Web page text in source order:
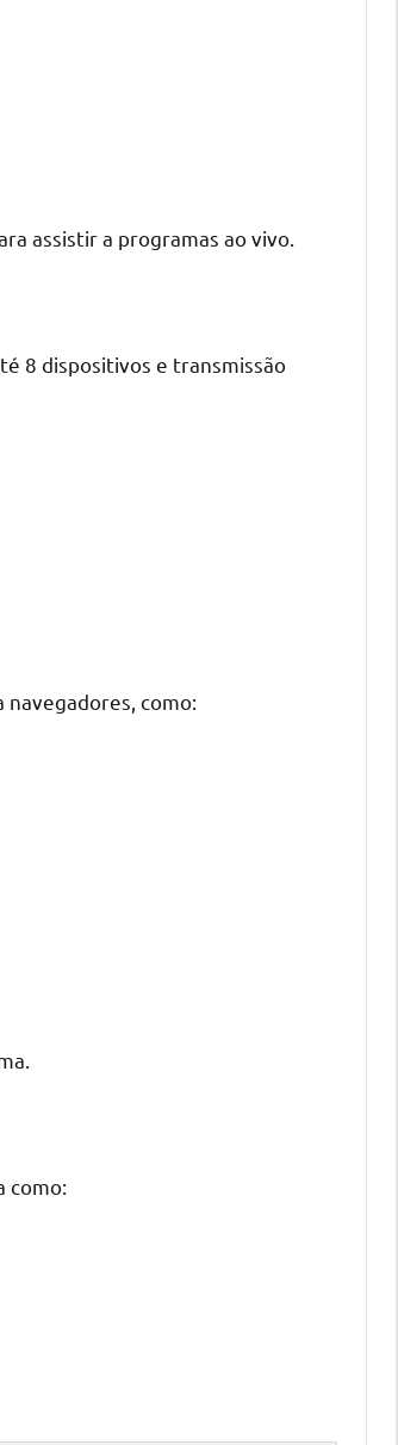
assistir a programas ao vivo.
8 dispositivos e transmissão
como:
como: